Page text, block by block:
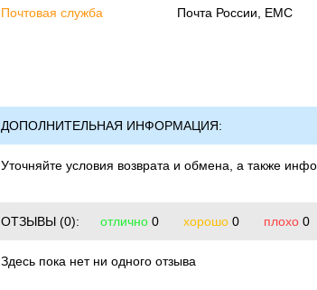
Почтовая служба
Почта России, ЕМС
ДОПОЛНИТЕЛЬНАЯ ИНФОРМАЦИЯ:
Уточняйте условия возврата и обмена, а также
ОТЗЫВЫ(0): отлично0 хорошо0 плохо0
Здесь пока нет ни одного отзыва